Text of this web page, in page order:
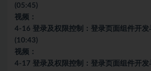
(05:45)
视频：
4-16 登录及权限控制：登录页面组件开发
(10:43)
视频：
4-17 登录及权限控制：登录页面组件开发